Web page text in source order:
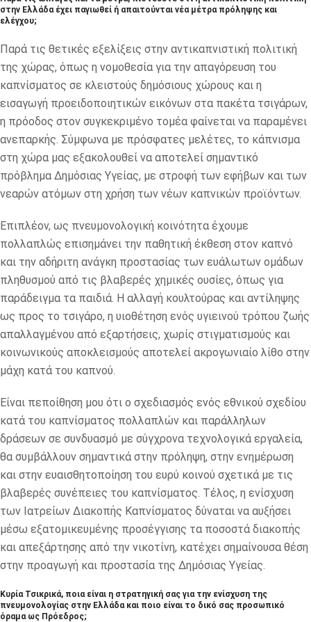
στην Ελλάδα έχει παγιωθεί ή απαιτούνται νέα μέτρα πρόληψης και
ελέγχου;
Παρά τις θετικές εξελίξεις στην αντικαπνιστική πολιτική
της χώρας, όπως η νομοθεσία για την απαγόρευση του
καπνίσματος σε κλειστούς δημόσιους χώρους και η
εισαγωγή προειδοποιητικών εικόνων στα πακέτα τσιγάρων,
η πρόοδος στον συγκεκριμένο τομέα φαίνεται να παραμένει
ανεπαρκής. Σύμφωνα με πρόσφατες μελέτες, το κάπνισμα
στη χώρα μας εξακολουθεί να αποτελεί σημαντικό
πρόβλημα Δημόσιας Υγείας, με στροφή των εφήβων και των
νεαρών ατόμων στη χρήση των νέων καπνικών προϊόντων.
Επιπλέον, ως πνευμονολογική κοινότητα έχουμε
πολλαπλώς επισημάνει την παθητική έκθεση στον καπνό
και την αδήριτη ανάγκη προστασίας των ευάλωτων ομάδων
πληθυσμού από τις βλαβερές χημικές ουσίες, όπως για
παράδειγμα τα παιδιά. Η αλλαγή κουλτούρας και αντίληψης
ως προς το τσιγάρο, η υιοθέτηση ενός υγιεινού τρόπου ζωής
απαλλαγμένου από εξαρτήσεις, χωρίς στιγματισμούς και
κοινωνικούς αποκλεισμούς αποτελεί ακρογωνιαίο λίθο στην
μάχη κατά του καπνού.
Είναι πεποίθηση μου ότι ο σχεδιασμός ενός εθνικού σχεδίου
κατά του καπνίσματος πολλαπλών και παράλληλων
δράσεων σε συνδυασμό με σύγχρονα τεχνολογικά εργαλεία,
θα συμβάλλουν σημαντικά στην πρόληψη, στην ενημέρωση
και στην ευαισθητοποίηση του ευρύ κοινού σχετικά με τις
βλαβερές συνέπειες του καπνίσματος. Τέλος, η ενίσχυση
των Ιατρείων Διακοπής Καπνίσματος δύναται να αυξήσει
μέσω εξατομικευμένης προσέγγισης τα ποσοστά διακοπής
και απεξάρτησης από την νικοτίνη, κατέχει σημαίνουσα θέση
στην προαγωγή και προστασία της Δημόσιας Υγείας.
Κυρία Τσικρικά, ποια είναι η στρατηγική σας για την ενίσχυση της
πνευμονολογίας στην Ελλάδα και ποιο είναι το δικό σας προσωπικό
όραμα ως Πρόεδρος;